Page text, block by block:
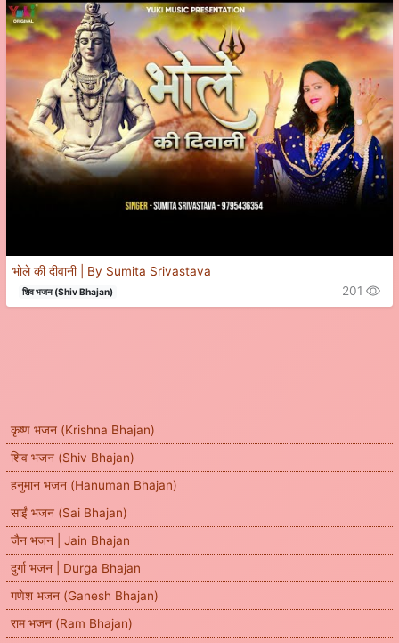
कृष्ण भजन (Krishna Bhajan)
शिव भजन (Shiv Bhajan)
हनुमान भजन (Hanuman Bhajan)
साईं भजन (Sai Bhajan)
जैन भजन | Jain Bhajan
दुर्गा भजन | Durga Bhajan
गणेश भजन (Ganesh Bhajan)
राम भजन (Ram Bhajan)
भोले की दीवानी | By Sumita Srivastava
शिव भजन (Shiv Bhajan) 201